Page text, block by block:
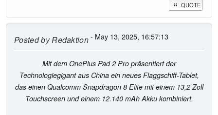
QUOTE
Posted byRedaktion- May 13, 2025, 16:57:13
Mit dem OnePlus Pad 2 Pro präsentiert der
Technologiegigant aus China ein neues Flaggschiff-Tablet,
das einen Qualcomm Snapdragon 8 Elite mit einem 13,2 Zoll
Touchscreen und einem 12.140 mAh Akku kombiniert.